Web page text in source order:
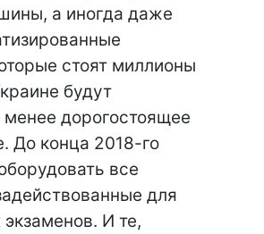
а иногда даже
стоят миллионы
будут
менее дорогостоящее
До конца 2018-го
все
для
экзаменов. И те,